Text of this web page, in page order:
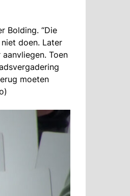
Bolding. “Die
doen. Later
Toen
moeten